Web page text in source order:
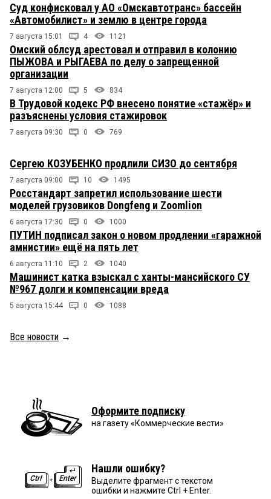
Суд конфисковал у АО «Омскавтотранс» бассейн
«Автомобилист» и землю в центре города
7 августа 15:01 4 1121
Омский облсуд арестовал и отправил в колонию
ПЫЖОВА и РЫГАЕВА по делу о запрещенной
организации
7 августа 12:00 5 834
В Трудовой кодекс РФ внесено понятие «стажёр» и
разъяснены условия стажировок
7 августа 09:30 0 769
Сергею КОЗУБЕНКО продлили СИЗО до сентября
7 августа 09:00 10 1495
Росстандарт запретил использование шести
моделей грузовиков Dongfeng и Zoomlion
6 августа 17:30 0 1000
ПУТИН подписал закон о новом продлении «гаражной
амнистии» ещё на пять лет
6 августа 11:10 2 1040
Машинист катка взыскал с ханты-мансийского СУ
№967 долги и компенсации вреда
5 августа 15:44 0 1088
Все новости →
Оформите подписку
на газету «Коммерческие вести»
Нашли ошибку?
Выделите фрагмент с текстом
ошибки и нажмите Ctrl + Enter.